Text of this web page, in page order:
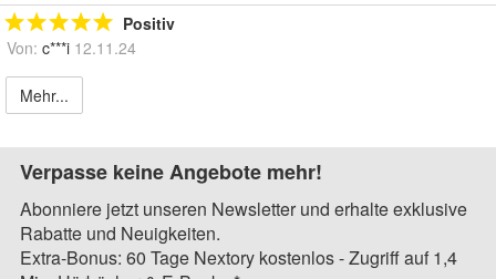
Positiv
Von: c***i 12.11.24
Mehr...
Verpasse keine Angebote mehr!
Abonniere jetzt unseren Newsletter und erhalte exklusive
Rabatte und Neuigkeiten.
Extra-Bonus: 60 Tage Nextory kostenlos - Zugriff auf 1,4